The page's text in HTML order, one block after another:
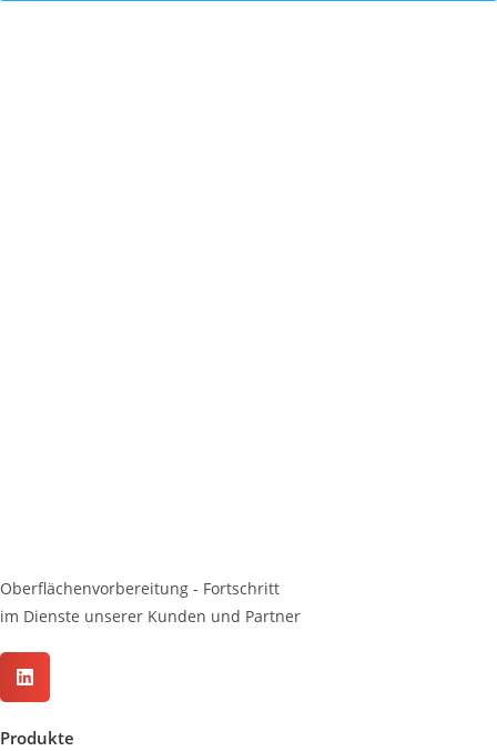
Oberflächenvorbereitung - Fortschritt
im Dienste unserer Kunden und Partner
Produkte